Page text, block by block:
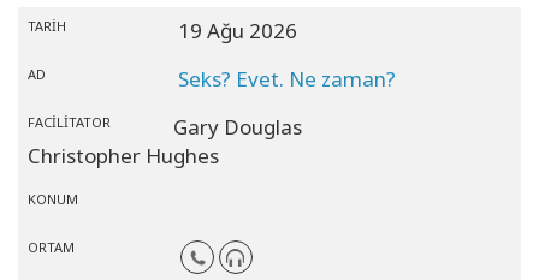
TARIH 19 Ağu 2026
AD Seks? Evet. Ne zaman?
FACILITATOR
Gary Douglas
Christopher Hughes
KONUM
ORTAM